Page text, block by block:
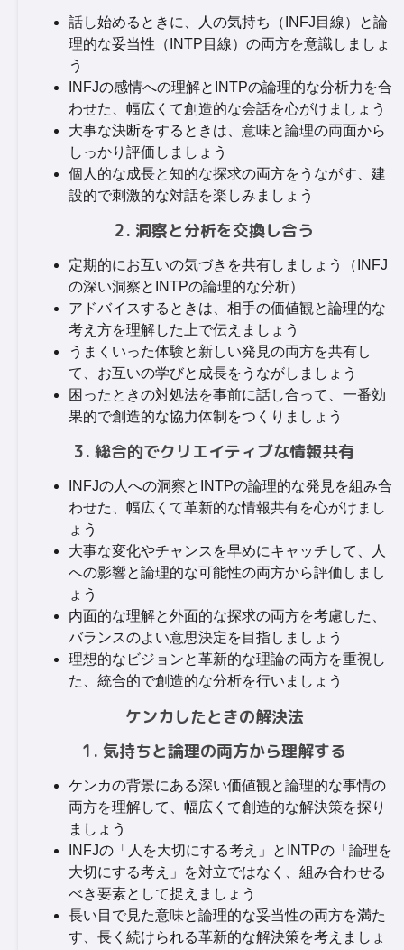
話し始めるときに、人の気持ち（INFJ目線）と論
理的な妥当性（INTP目線）の両方を意識しましょ
う
INFJの感情への理解とINTPの論理的な分析力を合
わせた、幅広くて創造的な会話を心がけましょう
大事な決断をするときは、意味と論理の両面から
しっかり評価しましょう
個人的な成長と知的な探求の両方をうながす、建
設的で刺激的な対話を楽しみましょう
2. 洞察と分析を交換し合う
定期的にお互いの気づきを共有しましょう（INFJ
の深い洞察とINTPの論理的な分析）
アドバイスするときは、相手の価値観と論理的な
考え方を理解した上で伝えましょう
うまくいった体験と新しい発見の両方を共有し
て、お互いの学びと成長をうながしましょう
困ったときの対処法を事前に話し合って、一番効
果的で創造的な協力体制をつくりましょう
3. 総合的でクリエイティブな情報共有
INFJの人への洞察とINTPの論理的な発見を組み合
わせた、幅広くて革新的な情報共有を心がけまし
ょう
大事な変化やチャンスを早めにキャッチして、人
への影響と論理的な可能性の両方から評価しまし
ょう
内面的な理解と外面的な探求の両方を考慮した、
バランスのよい意思決定を目指しましょう
理想的なビジョンと革新的な理論の両方を重視し
た、統合的で創造的な分析を行いましょう
ケンカしたときの解決法
1. 気持ちと論理の両方から理解する
ケンカの背景にある深い価値観と論理的な事情の
両方を理解して、幅広くて創造的な解決策を探り
ましょう
INFJの「人を大切にする考え」とINTPの「論理を
大切にする考え」を対立ではなく、組み合わせる
べき要素として捉えましょう
長い目で見た意味と論理的な妥当性の両方を満た
す、長く続けられる革新的な解決策を考えましょ